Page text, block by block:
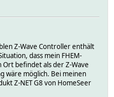
Z-Wave Controller enthält
dass mein FHEM-
Ort befindet als der Z-Wave
wäre möglich. Bei meinen
Z-NET G8 von HomeSeer